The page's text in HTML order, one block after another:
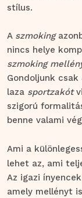
stílus.
A szmoking
nincs helye
szmoking
Gondoljunk
laza sportzakót
szigorú
benne valami
Ami a
lehet az, ami
Az igazi
amely mellényt